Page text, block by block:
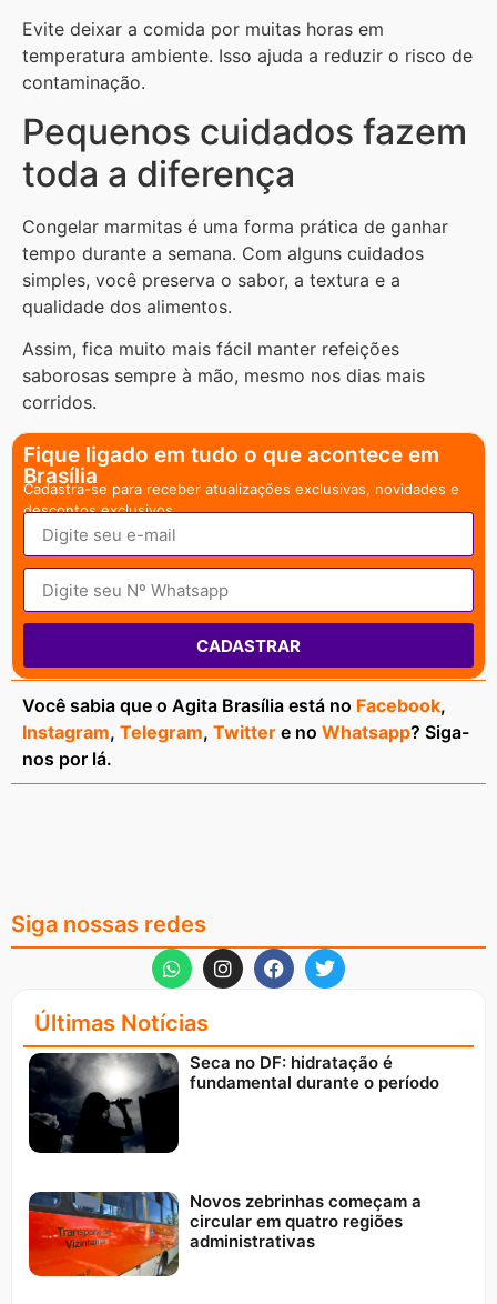
Evite deixar a comida por muitas horas em
temperatura ambiente. Isso ajuda a reduzir o risco de
contaminação.
Pequenos cuidados fazem
toda a diferença
Congelar marmitas é uma forma prática de ganhar
tempo durante a semana. Com alguns cuidados
simples, você preserva o sabor, a textura e a
qualidade dos alimentos.
Assim, fica muito mais fácil manter refeições
saborosas sempre à mão, mesmo nos dias mais
corridos.
Fique ligado em tudo o que acontece em
Brasília
Cadastra-se para receber atualizações exclusivas, novidades e
descontos exclusivos.
CADASTRAR
Você sabia que o Agita Brasília está no Facebook,
Instagram, Telegram, Twitter e no Whatsapp? Siga-
nos por lá.
Siga nossas redes
Últimas Notícias
Seca no DF: hidratação é
fundamental durante o período
Novos zebrinhas começam a
circular em quatro regiões
administrativas